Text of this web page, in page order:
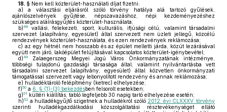
18. § Nem kell közterület-használati díjat fizetni:
a) a választási eljárásról szóló törvény hatálya alá tartozó gyűlések,
ajánlószelvények gyűjtése, népszavazáshoz, népi kezdeményezéshez
szükséges aláírásgyűjtés közterület-használata;
b)48
vallási, felekezeti, sport, kulturális, ifjúsági célú, valamint társadalmi
szervezet (alapítvány, egyesület) által szervezett nem üzleti jellegű, közcélú
rendezvények közterület-használata, és ezen rendezvények reklámozása;
c) az egy hétnél nem hosszabb és az épület melletti járda, közút lezárásával
együtt nem járó, lakóépület felújításával kapcsolatos közterület-igénybevétel;
d)49
Zalaegerszeg Megyei Jogú Város Önkormányzatának intézménye,
többségi tulajdonú gazdasági társasága által, valamint nyilvántartásba vett
társadalmi szervezet (alapítvány, egyesület) által közvetlen önkormányzati
támogatással szervezett vagy lebonyolított rendezvény és annak reklámozása;
e) hulladéktároló felépítmény (ketrec) elhelyezése;
f)50 a 6. § (1)-(3) bekezdésben felsorolt esetekben;
g)51 kültéri kiállítás, tabló legfeljebb 30 napig tartó elhelyezése esetén;
h)52 a hulladékgyűjtő szigetnek a hulladékról szóló 2012. évi CLXXXV. törvény
szerinti hulladékgazdálkodási közszolgáltatási résztevékenységet ellátó